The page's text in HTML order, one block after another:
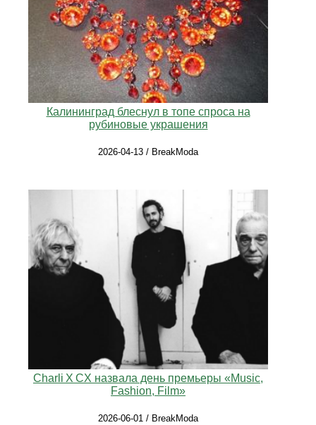
Калининград блеснул в топе спроса на
рубиновые украшения
2026-04-13 / BreakModa
Charli X CX назвала день премьеры «Music,
Fashion, Film»
2026-06-01 / BreakModa